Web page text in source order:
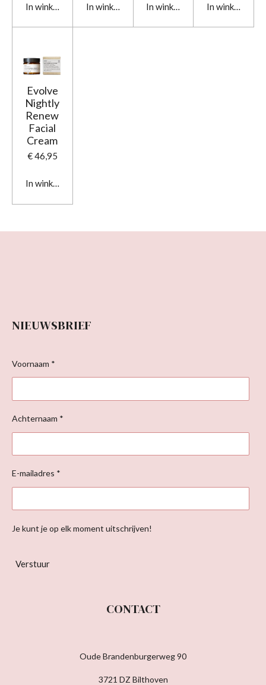
In winkelwagen In winkelwagen In winkelwagen In
Evolve
Nightly
Renew
Facial
Cream
€ 46,95
In winkelwagen
NIEUWSBRIEF
Voornaam *
Achternaam *
E-mailadres *
Je kunt je op elk moment uitschrijven!
Verstuur
CONTACT
Oude Brandenburgerweg 90
3721 DZ Bilthoven